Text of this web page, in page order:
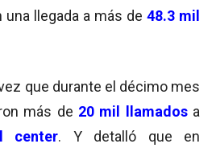
una llegada a más de 48.3 mil
que durante el décimo mes
más de 20 mil llamados a
center. Y detalló que en